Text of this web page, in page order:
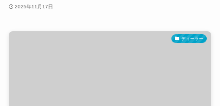
2025年11月17日
ディーラー